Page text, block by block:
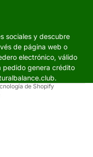
sociales y descubre
de página web o
electrónico, válido
pedido genera crédito
de Shopify